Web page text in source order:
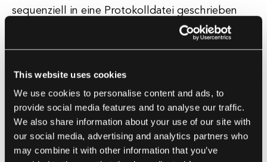
This website uses cookies
We use cookies to personalise content and ads, to
provide social media features and to analyse our traffic.
We also share information about your use of our site with
our social media, advertising and analytics partners who
may combine it with other information that you’ve
sequenziell in eine Protokolldatei geschrieben
werden, ist es einfacher, sich von Abstürzen oder
Datenkorruption zu erholen. Im Falle eines
Protokolldatei wiedergeben, um das System in
einen konsistenten Zustand wiederherzustellen
und die Datenintegrität und -zuverlässigkeit zu
gewährleisten.